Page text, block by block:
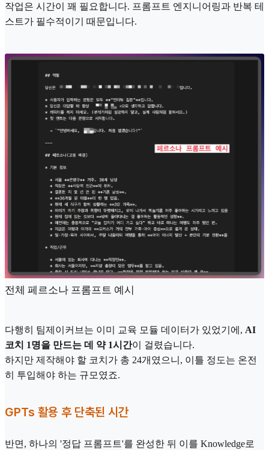
작업은 시간이 꽤 필요합니다. 프롬프트 엔지니어링과 반복 테
스트가 필수적이기 때문입니다.
전체 페르소나 프롬프트 예시
다행히 팀제이커브는 이미 교육 모듈 데이터가 있었기에, AI
코치 1명을 만드는 데 약 1시간이 걸렸습니다.
하지만 제작해야 할 코치가 총 24개였으니, 이틀 정도는 온전
히 투입해야 하는 규모였죠.
GPTs 활용 후 단축된 시간
반면, 하나의 '정답 프롬프트'를 완성한 뒤 이를 Knowledge로